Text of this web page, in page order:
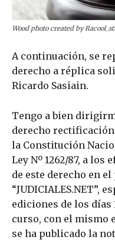
Wood photo created by
A continuación, se
derecho a réplica
Ricardo Sasiain.
Tengo a bien
derecho
la Constitución
Ley Nº 1262/87, a
de este derecho en
“JUDICIALES.NET”,
ediciones de los días
curso, con el mismo
se ha publicado la